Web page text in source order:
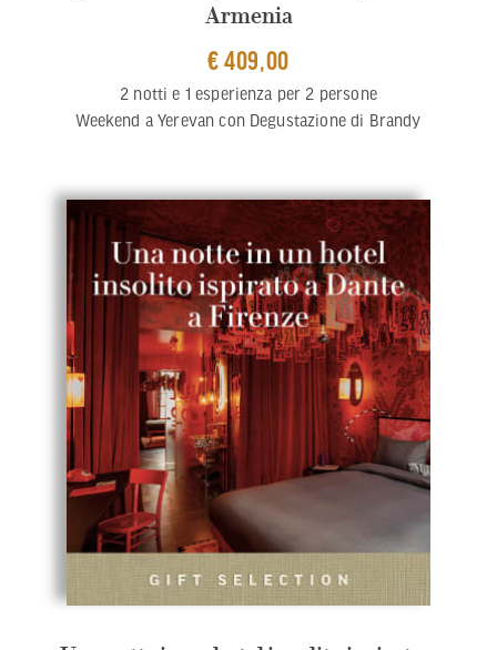
Armenia
€ 409,00
2 notti e 1 esperienza per 2 persone
Weekend a Yerevan con Degustazione di Brandy